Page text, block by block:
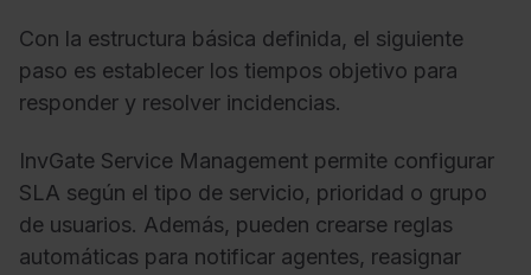
Con la estructura básica definida, el siguiente
paso es establecer los tiempos objetivo para
responder y resolver incidencias.
InvGate Service Management permite configurar
SLA según el tipo de servicio, prioridad o grupo
de usuarios. Además, pueden crearse reglas
automáticas para notificar agentes, reasignar